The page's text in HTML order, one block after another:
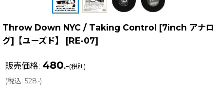
Throw Down NYC / Taking Control [7inch アナロ
グ]【ユーズド】
[RE-07]
販売価格: 480.-(税別)
(税込: 528.-)